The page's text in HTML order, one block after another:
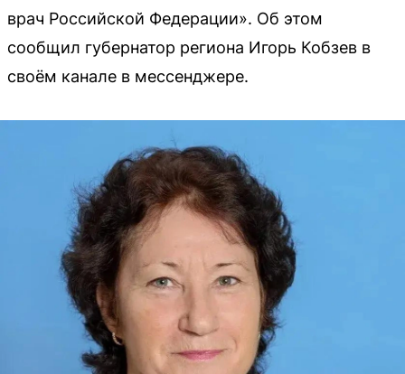
врач Российской Федерации». Об этом
сообщил губернатор региона Игорь Кобзев в
своём канале в мессенджере.